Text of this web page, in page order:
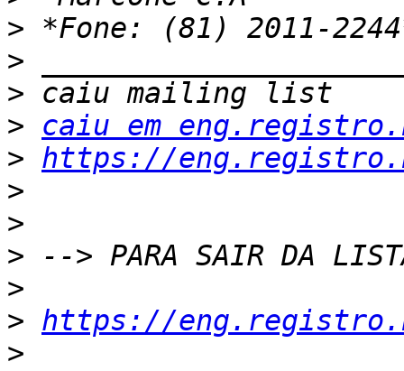
>
>
>
>
caiu em
> https://
>
>
>
>
> https://
>